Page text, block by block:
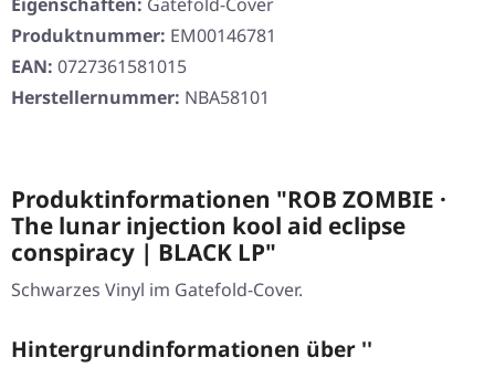
Produktnummer: EM00146781
EAN: 0727361581015
Herstellernummer: NBA58101
Produktinformationen "ROB ZOMBIE ·
The lunar injection kool aid eclipse
conspiracy | BLACK LP"
Schwarzes Vinyl im Gatefold-Cover.
Hintergrundinformationen über ''